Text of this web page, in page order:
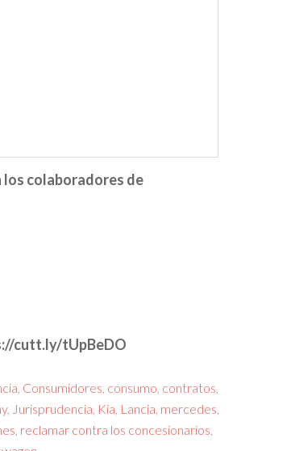
los colaboradores de
cutt.ly/tUpBeDO
Consumidores consumo contratos
, Jurisprudencia Kia Lancia mercedes
reclamar contra los concesionarios